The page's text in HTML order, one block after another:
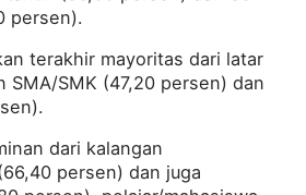
persen).
terakhir mayoritas dari latar
SMA/SMK (47,20 persen) dan
dari kalangan
persen) dan juga